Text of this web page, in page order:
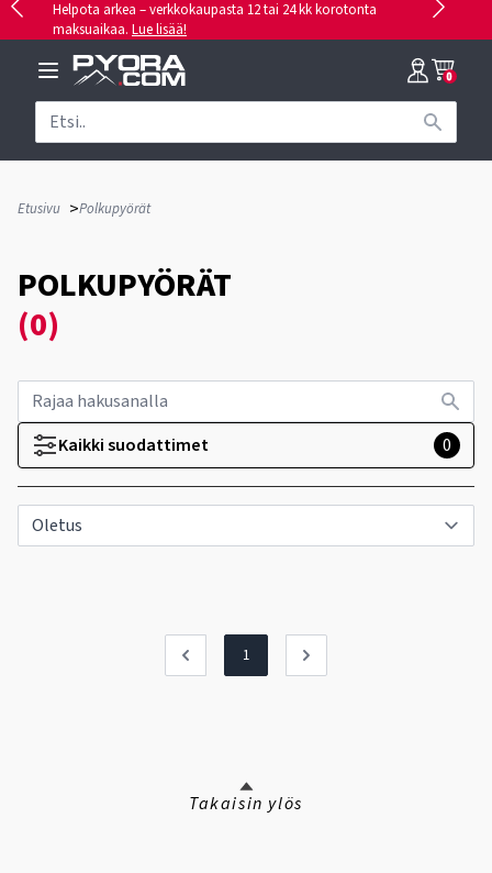
Helpota arkea – verkkokaupasta 12 tai 24 kk korotonta
maksuaikaa. Lue lisää!
0
Etusivu >Polkupyörät
POLKUPYÖRÄT
(0)
Kaikki suodattimet 0
1
Takaisin ylös